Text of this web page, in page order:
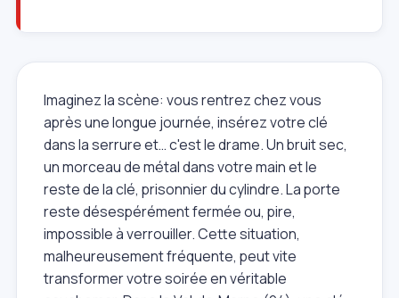
Imaginez la scène: vous rentrez chez vous
après une longue journée, insérez votre clé
dans la serrure et… c'est le drame. Un bruit sec,
un morceau de métal dans votre main et le
reste de la clé, prisonnier du cylindre. La porte
reste désespérément fermée ou, pire,
impossible à verrouiller. Cette situation,
malheureusement fréquente, peut vite
transformer votre soirée en véritable